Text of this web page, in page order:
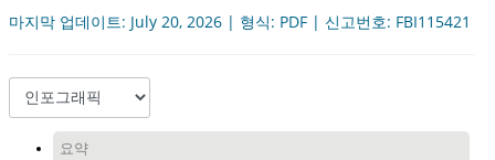
마지막 업데이트: July 20, 2026 | 형식: PDF | 신고번호: FBI115421
요약